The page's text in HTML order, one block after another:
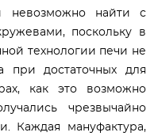
невозможно найти с
поскольку в
технологии печи не
при достаточных для
как это возможно
чрезвычайно
Каждая мануфактура,